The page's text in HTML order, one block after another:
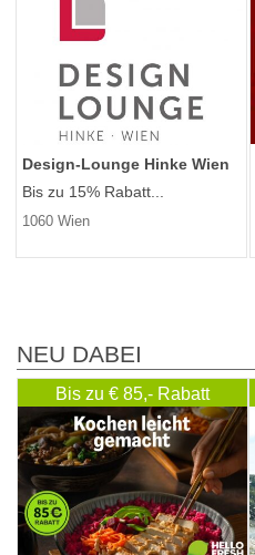
Design-Lounge Hinke Wien
Bis zu 15% Rabatt...
1060 Wien
NEU DABEI
Bis zu € 85,- Rabatt